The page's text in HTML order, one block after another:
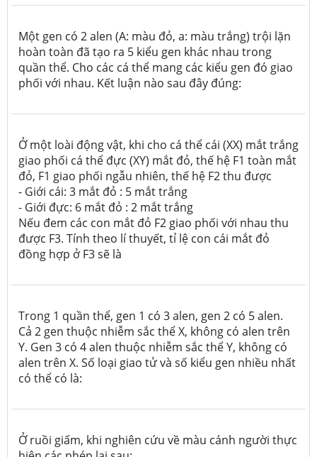
Một gen có 2 alen (A: màu đỏ, a: màu trắng) trội lặn
hoàn toàn đã tạo ra 5 kiểu gen khác nhau trong
quần thể. Cho các cá thể mang các kiểu gen đó giao
phối với nhau. Kết luận nào sau đây đúng:
Ở một loài động vật, khi cho cá thể cái (XX) mắt trắng
giao phối cá thể đực (XY) mắt đỏ, thế hệ F1 toàn mắt
đỏ, F1 giao phối ngẫu nhiên, thế hệ F2 thu được
- Giới cái: 3 mắt đỏ : 5 mắt trắng
- Giới đực: 6 mắt đỏ : 2 mắt trắng
Nếu đem các con mắt đỏ F2 giao phối với nhau thu
được F3. Tính theo lí thuyết, tỉ lệ con cái mắt đỏ
đồng hợp ở F3 sẽ là
Trong 1 quần thể, gen 1 có 3 alen, gen 2 có 5 alen.
Cả 2 gen thuộc nhiễm sắc thể X, không có alen trên
Y. Gen 3 có 4 alen thuộc nhiễm sắc thể Y, không có
alen trên X. Số loại giao tử và số kiểu gen nhiều nhất
có thể có là:
Ở ruồi giấm, khi nghiên cứu về màu cánh người thực